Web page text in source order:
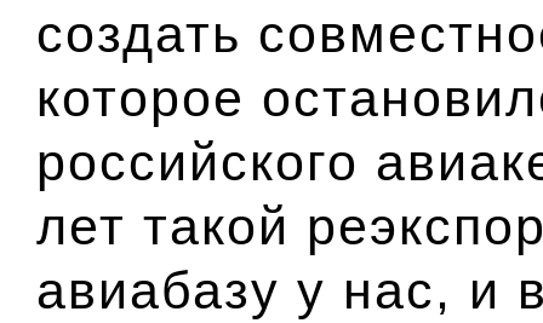
создать
которое
российского
лет такой
авиабазу у нас, и